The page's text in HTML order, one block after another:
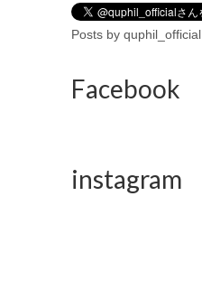
Posts by quphil_official
Facebook
instagram